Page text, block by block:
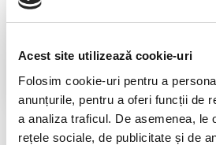
Acest site utilizează cookie-uri
Folosim cookie-uri pentru a
anunțurile, pentru a oferi funcții de
a analiza traficul. De asemenea, le
rețele sociale, de publicitate și de
in 14 zile si banii inapoi
GARANTIE PRODUSE
pentru toate produsele
DESCRIERE PRODUS